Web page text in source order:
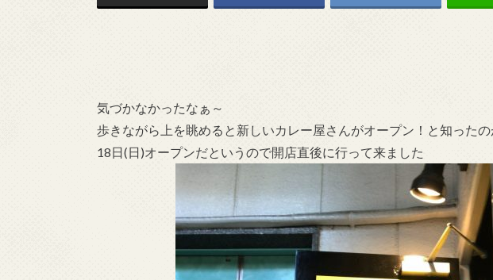
気づかなかったなぁ～
歩きながら上を眺めると新しいカレー屋さんがオープン！と知ったの
18日(日)オープンだというので開店直後に行って来ました